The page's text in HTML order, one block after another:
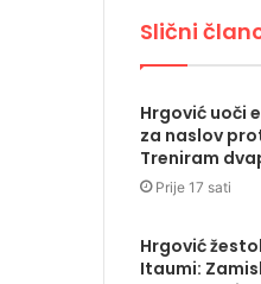
Slični
Hrgović uoči
za naslov
Treniram
Prije 17 sati
Hrgović
Itaumi: